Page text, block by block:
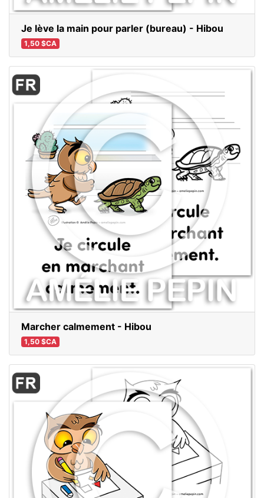
Je lève la main pour parler (bureau) - Hibou
1,50 $CA
Marcher calmement - Hibou
1,50 $CA